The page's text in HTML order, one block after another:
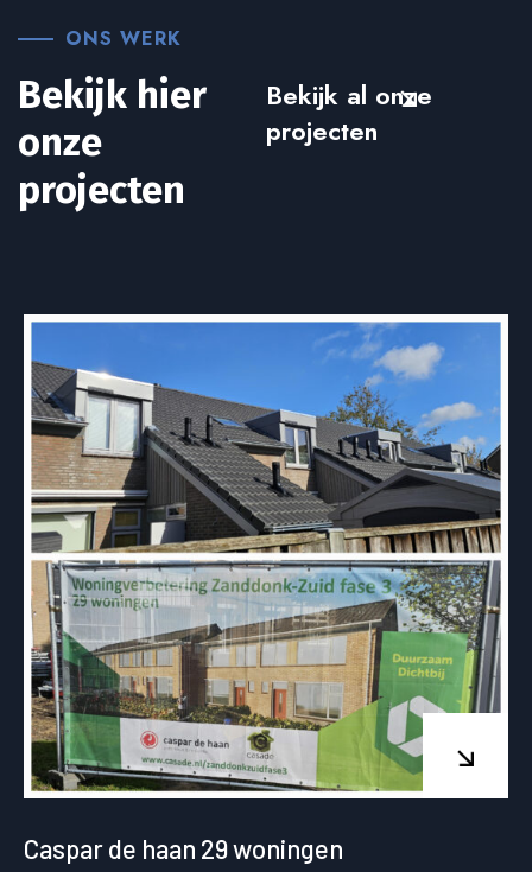
ONS WERK
Bekijk hier
onze
projecten
Bekijk al onze
projecten
Caspar de haan 29 woningen